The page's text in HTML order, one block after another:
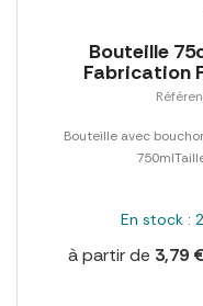
Bouteille
Fabrication
Bouteille avec
En stock :
à partir de 3,79